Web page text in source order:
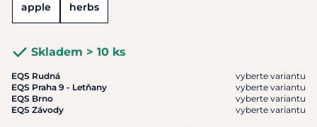
apple herbs
Skladem > 10 ks
EQS Rudná
vyberte variantu
EQS Praha 9 - Letňany
vyberte variantu
EQS Brno
vyberte variantu
EQS Závody
vyberte variantu